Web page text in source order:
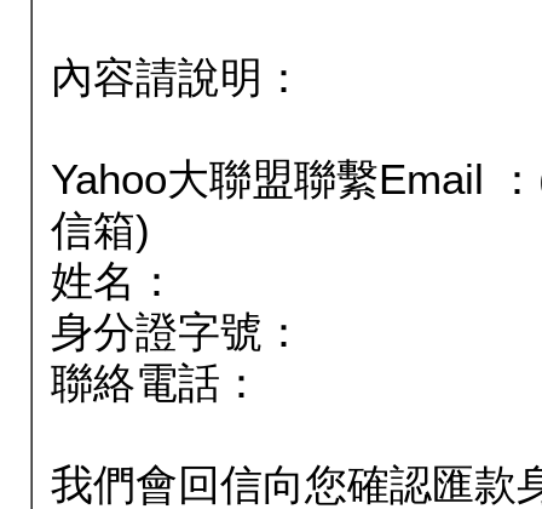
內容請說明：
Yahoo大聯盟聯繫Email
信箱)
姓名：
身分證字號：
聯絡電話：
我們會回信向您確認匯款